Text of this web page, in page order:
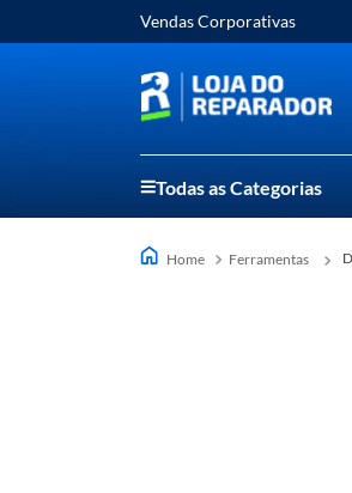
Vendas Corporativas
Todas as Categorias
Ferramentas